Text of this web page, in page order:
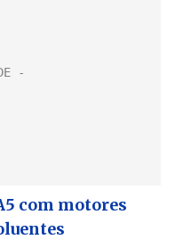
com motores